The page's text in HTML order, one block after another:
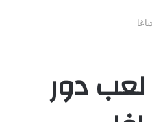
دور